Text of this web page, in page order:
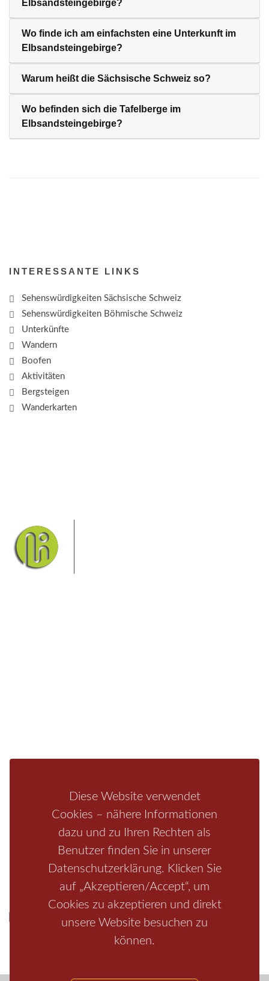
Diese Website verwendet
Cookies – nähere Informationen
dazu und zu Ihren Rechten als
Benutzer finden Sie in unserer
Datenschutzerklärung. Klicken Sie
auf „Akzeptieren/Accept“, um
Cookies zu akzeptieren und direkt
unsere Website besuchen zu
können.
Elbsandsteingebirge?
Wo finde ich am einfachsten eine Unterkunft im
Elbsandsteingebirge?
Warum heißt die Sächsische Schweiz so?
Wo befinden sich die Tafelberge im
Elbsandsteingebirge?
INTERESSANTE LINKS
Sehenswürdigkeiten Sächsische Schweiz
Sehenswürdigkeiten Böhmische Schweiz
Unterkünfte
Wandern
Boofen
Aktivitäten
Bergsteigen
Wanderkarten
Camping
Malerweg Nationalpark Affensteine Schrammsteine
Bad Schandau Wehlen Rathen Hohnstein
Königstein Kirnitzschtal Wellness Boofen Mediathek